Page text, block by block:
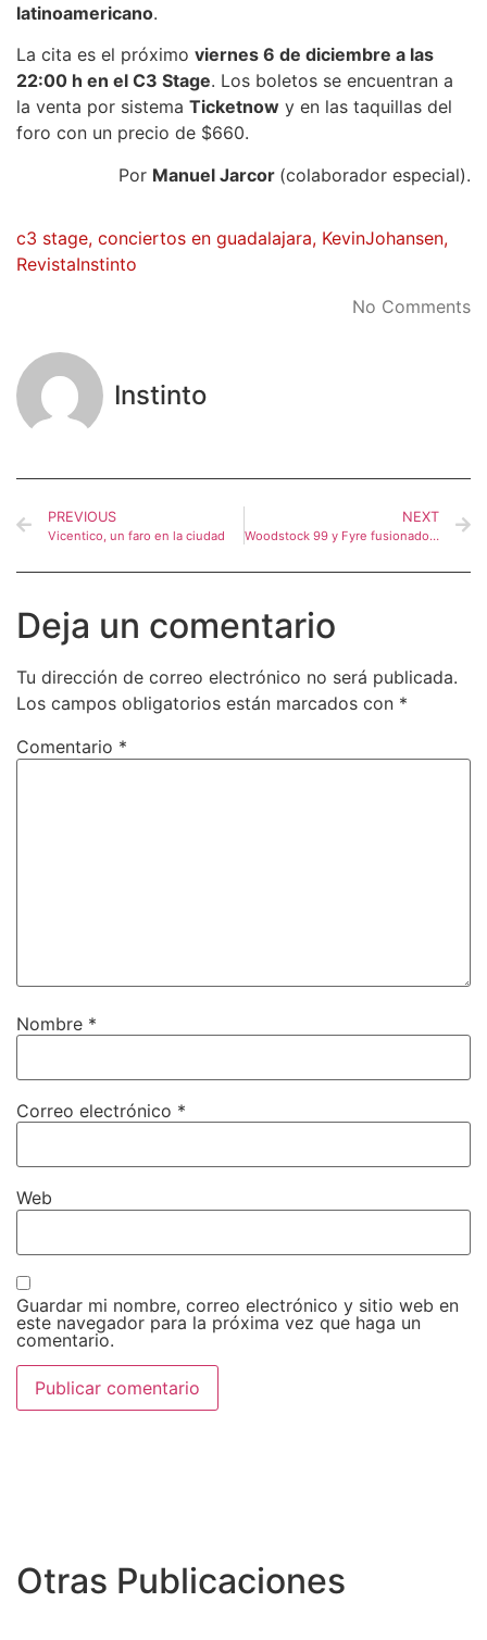
latinoamericano.
La cita es el próximo viernes 6 de diciembre a las
22:00 h en el C3 Stage. Los boletos se encuentran a
la venta por sistema Ticketnow y en las taquillas del
foro con un precio de $660.
Por Manuel Jarcor (colaborador especial).
c3 stage, conciertos en guadalajara, KevinJohansen,
RevistaInstinto
No Comments
Instinto
PREVIOUS
Vicentico, un faro en la ciudad
NEXT
Woodstock 99 y Fyre fusionados en Knotfest México.
Deja un comentario
Tu dirección de correo electrónico no será publicada.
Los campos obligatorios están marcados con *
Comentario *
Nombre *
Correo electrónico *
Web
Guardar mi nombre, correo electrónico y sitio web en
este navegador para la próxima vez que haga un
comentario.
Otras Publicaciones